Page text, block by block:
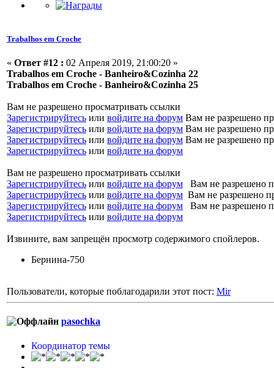
Trabalhos em Croche
« Ответ #12 : 02 Апреля 2019, 21:00:20 »
Trabalhos em Croche - Banheiro&Cozinha 22
Trabalhos em Croche - Banheiro&Cozinha 25
Вам не разрешено просматривать ссылки
Зарегистрируйтесь или войдите на форум Вам не разрешено
Зарегистрируйтесь или войдите на форум Вам не разрешено
Зарегистрируйтесь или войдите на форум Вам не разрешено
Зарегистрируйтесь или войдите на форум
Вам не разрешено просматривать ссылки
Зарегистрируйтесь или войдите на форум Вам не разрешено
Зарегистрируйтесь или войдите на форум Вам не разрешено
Зарегистрируйтесь или войдите на форум Вам не разрешено
Зарегистрируйтесь или войдите на форум
Извините, вам запрещён просмотр содержимого спойлеров.
Бернина-750
Пользователи, которые поблагодарили этот пост: Mir
pasochka
Координатор темы